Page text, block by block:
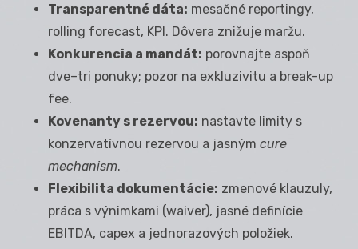
Transparentné dáta: mesačné reportingy,
rolling forecast, KPI. Dôvera znižuje maržu.
Konkurencia a mandát: porovnajte aspoň
dve–tri ponuky; pozor na exkluzivitu a break-up
fee.
Kovenanty s rezervou: nastavte limity s
konzervatívnou rezervou a jasným cure
mechanism.
Flexibilita dokumentácie: zmenové klauzuly,
práca s výnimkami (waiver), jasné definície
EBITDA, capex a jednorazových položiek.